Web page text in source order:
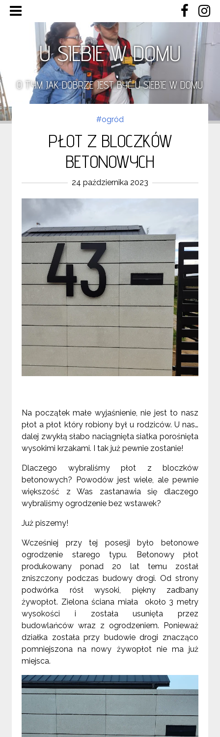
U SIEBIE W DOMU
O TYM JAK DOBRZE JEST BYĆ U SIEBIE W DOMU
#ogród
PŁOT Z BLOCZKÓW
BETONOWYCH
24 października 2023
Na początek małe wyjaśnienie, nie jest to nasz
płot a płot który robiony był u rodziców. U nas…
dalej zwykłą słabo naciągnięta siatka porośnięta
wysokimi krzakami. I tak już pewnie zostanie!
Dlaczego wybraliśmy płot z bloczków
betonowych? Powodów jest wiele, ale pewnie
większość z Was zastanawia się dlaczego
wybraliśmy ogrodzenie bez wstawek?
Już piszemy!
Wcześniej przy tej posesji było betonowe
ogrodzenie starego typu. Betonowy płot
produkowany ponad 20 lat temu został
zniszczony podczas budowy drogi. Od strony
podwórka rósł wysoki, piękny zadbany
żywopłot. Zielona ściana miała
około 3 metry
wysokości i została usunięta przez
budowlańców wraz z ogrodzeniem. Ponieważ
działka została przy budowie drogi znacząco
pomniejszona na nowy żywopłot nie ma już
miejsca.